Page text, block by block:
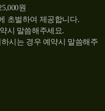
,000원
초벌하여 제공합니다.
시 말씀해주세요.
시는 경우 예약시 말씀해주